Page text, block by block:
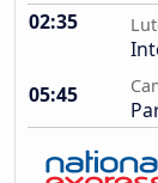
02:35
05:45